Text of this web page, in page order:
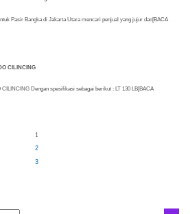
Pasir Bangka di Jakarta Utara mencari penjual yang jujur dan[BACA
CILINCING
Dengan spesifikasi sebagai berikut : LT 130 LB[BACA
1
2
3